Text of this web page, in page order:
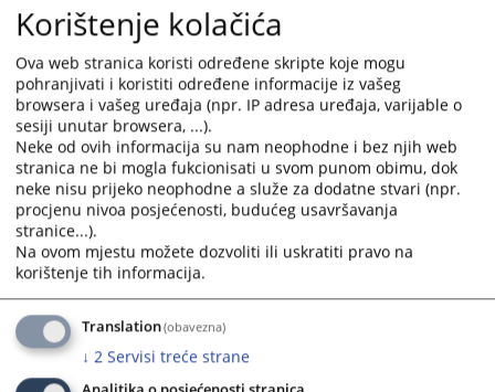
calendar
and
select
a
date.
Press
the
question
mark
key
to
get
the
keyboard
shortcuts
calendar
and
select
a
date.
Press
the
question
mark
key
to
get
the
keyboard
shortcuts
11.12.2025.
17.10.2025.
Brošura Šta moram znati kada sam svjedok
17.10.2025.
Brošura Obavijest građanima o izvršnom postupku
17.10.2025.
Brošura Sudska nagodba
04.03.2022.
Korištenje kolačića
Ova web stranica koristi određene skripte koje mogu
pohranjivati i koristiti određene informacije iz vašeg
browsera i vašeg uređaja (npr. IP adresa uređaja, varijable o
sesiji unutar browsera, ...).
Neke od ovih informacija su nam neophodne i bez njih web
stranica ne bi mogla fukcionisati u svom punom obimu, dok
neke nisu prijeko neophodne a služe za dodatne stvari (npr.
procjenu nivoa posjećenosti, budućeg usavršavanja
stranice...).
Na ovom mjestu možete dozvoliti ili uskratiti pravo na
korištenje tih informacija.
Translation(obavezna)
↓ 2 Servisi treće strane